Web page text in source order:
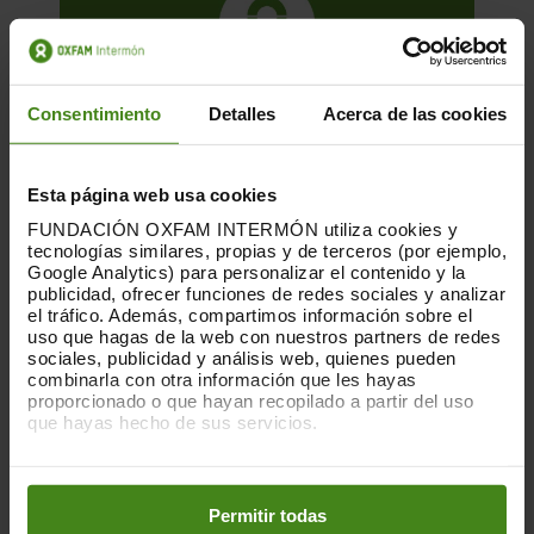
Consentimiento Detalles Acerca de las cookies
Esta página web usa cookies
FUNDACIÓN OXFAM INTERMÓN utiliza cookies y
tecnologías similares, propias y de terceros (por ejemplo,
Google Analytics) para personalizar el contenido y la
publicidad, ofrecer funciones de redes sociales y analizar
el tráfico. Además, compartimos información sobre el
uso que hagas de la web con nuestros partners de redes
sociales, publicidad y análisis web, quienes pueden
combinarla con otra información que les hayas
proporcionado o que hayan recopilado a partir del uso
que hayas hecho de sus servicios.
preferencias accediendo a nuestraPolítica de Cookieso
en los botones facilitados a continuación:
Permitir todas
01.12.2025
La huella que dejan las nubes. Los
centros de datos y las desigualdades
Esta es una publicación sobre el impacto